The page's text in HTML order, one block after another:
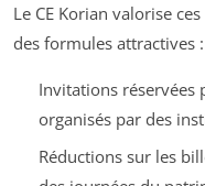
Le CE Korian valorise
des formules attractives :
Invitations réservées
organisés par des
Réductions sur les